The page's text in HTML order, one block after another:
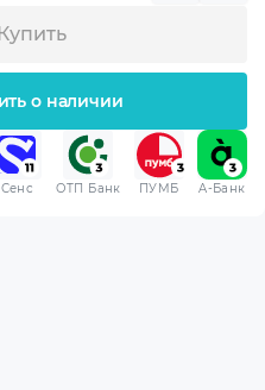
Купить
о наличии
Сенс ОТП Банк ПУМБ A-Банк